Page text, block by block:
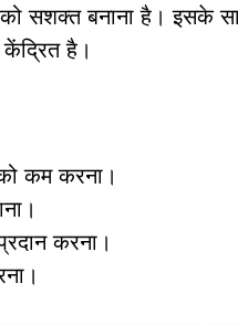
सशक्त बनाना है। इसके
है।
कम करना।
करना।